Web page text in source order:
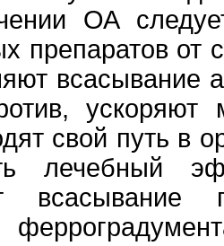
ОА следует
препаратов
всасывание
свой путь в
лечебный
всасывание